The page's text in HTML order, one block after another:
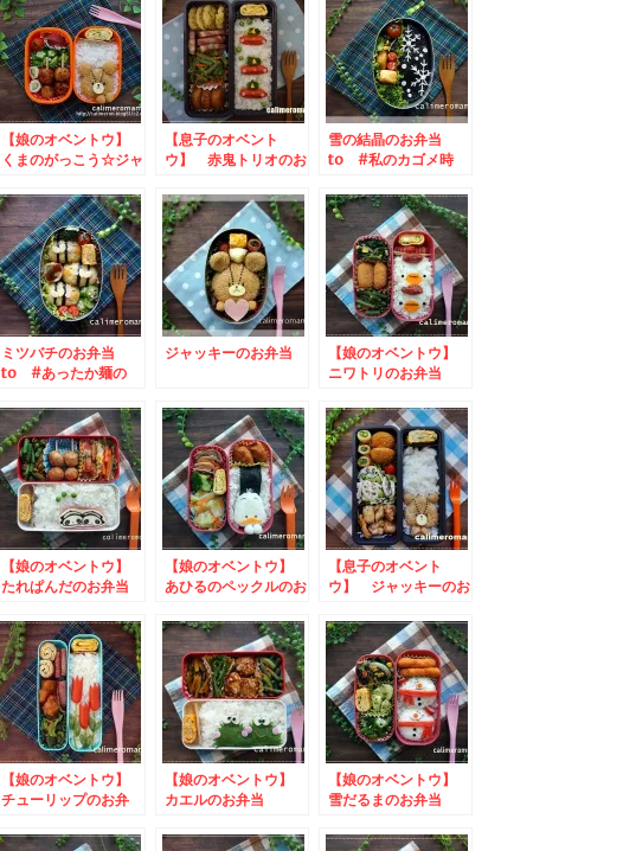
【娘のオベントウ】
くまのがっこう☆ジャ
【息子のオベント
ウ】 赤鬼トリオのお
おかげフォロー＆投稿
キャンペーン
雪の結晶のお弁当
to #私のカゴメ時
ミツバチのお弁当
to #あったか麺の
ジャッキーのお弁当
【娘のオベントウ】
ニワトリのお弁当
周年のプレゼントキャ
ンペーン
【娘のオベントウ】
たれぱんだのお弁当
企画 フォトコンテス
ト
【娘のオベントウ】
あひるのペックルのお
の牛乳がある朝キャン
ペーン
【息子のオベント
ウ】 ジャッキーのお
【娘のオベントウ】
チューリップのお弁
キャンペーン
【娘のオベントウ】
カエルのお弁当
レゼントキャンペーン
【娘のオベントウ】
雪だるまのお弁当
景